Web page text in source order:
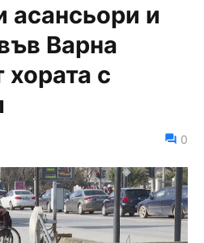
и
Варна
хората с
0